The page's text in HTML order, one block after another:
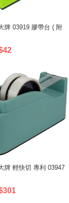
牌 03919 膠帶台 ( 附
牌 輕快切 專利 03947